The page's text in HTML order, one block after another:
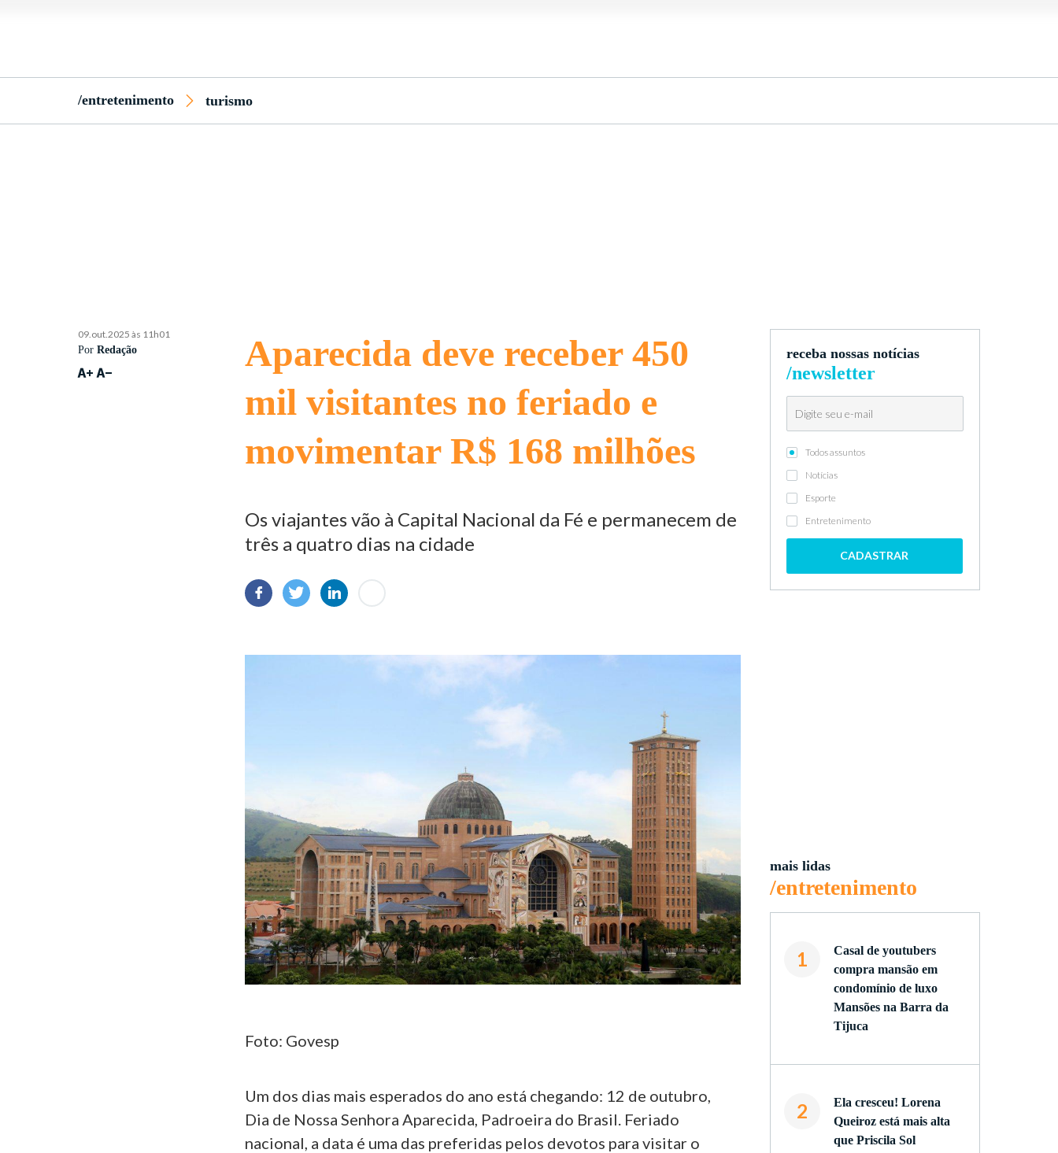
/entretenimento turismo
09.out.2025 às 11h01
PorRedação
Aparecida deve receber 450
mil visitantes no feriado e
movimentar R$ 168 milhões
Os viajantes vão à Capital Nacional da Fé e permanecem de
três a quatro dias na cidade
Foto: Govesp
Um dos dias mais esperados do ano está chegando: 12 de outubro,
Dia de Nossa Senhora Aparecida, Padroeira do Brasil. Feriado
nacional, a data é uma das preferidas pelos devotos para visitar o
receba nossas notícias
/newsletter
Todos assuntos
Notícias
Esporte
Entretenimento
CADASTRAR
mais lidas
/entretenimento
1
Casal de youtubers
compra mansão em
condomínio de luxo
Mansões na Barra da
Tijuca
2
Ela cresceu! Lorena
Queiroz está mais alta
que Priscila Sol